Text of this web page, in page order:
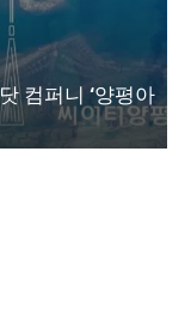
컴퍼니 ‘양평아